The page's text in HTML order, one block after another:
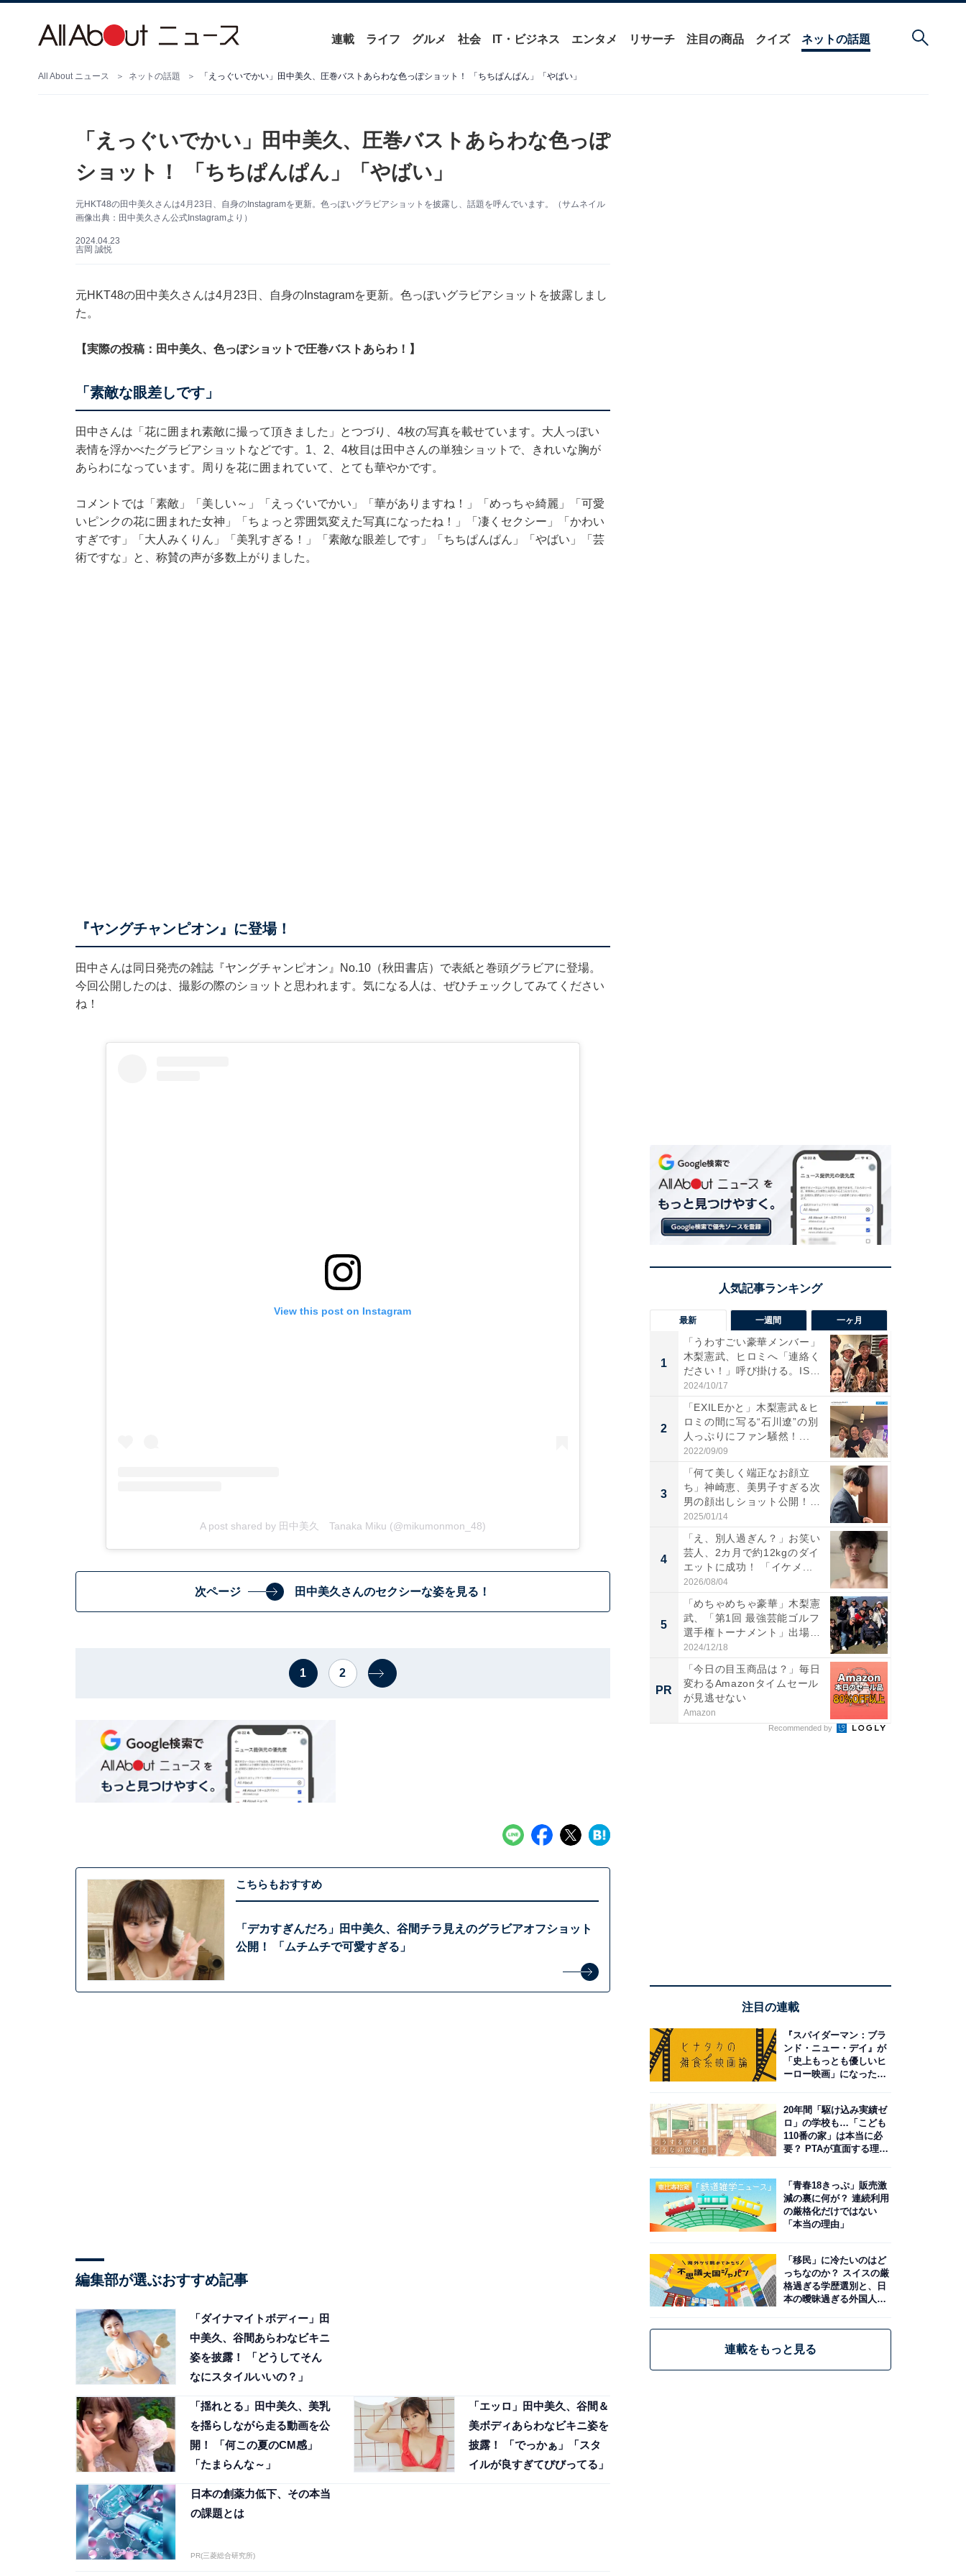
連載 ライフ グルメ 社会 IT・ビジネス エンタメ リサーチ 注目の商品 クイズ ネットの話題
All About ニュース ネットの話題 「えっぐいでかい」田中美久、圧巻バストあらわな色っぽショット！ 「ちちぱんぱん」「やばい」
「えっぐいでかい」田中美久、圧巻バストあらわな色っぽ
ショット！ 「ちちぱんぱん」「やばい」
元HKT48の田中美久さんは4月23日、自身のInstagramを更新。色っぽいグラビアショットを披露し、話題を呼んでいます。（サムネイル
画像出典：田中美久さん公式Instagramより）
2024.04.23
吉岡 誠悦
元HKT48の田中美久さんは4月23日、自身のInstagramを更新。色っぽいグラビアショットを披露しまし
た。
【実際の投稿：田中美久、色っぽショットで圧巻バストあらわ！】
「素敵な眼差しです」
田中さんは「花に囲まれ素敵に撮って頂きました」とつづり、4枚の写真を載せています。大人っぽい
表情を浮かべたグラビアショットなどです。1、2、4枚目は田中さんの単独ショットで、きれいな胸が
あらわになっています。周りを花に囲まれていて、とても華やかです。
コメントでは「素敵」「美しい～」「えっぐいでかい」「華がありますね！」「めっちゃ綺麗」「可愛
いピンクの花に囲まれた女神」「ちょっと雰囲気変えた写真になったね！」「凄くセクシー」「かわい
すぎです」「大人みくりん」「美乳すぎる！」「素敵な眼差しです」「ちちぱんぱん」「やばい」「芸
術ですな」と、称賛の声が多数上がりました。
『ヤングチャンピオン』に登場！
田中さんは同日発売の雑誌『ヤングチャンピオン』No.10（秋田書店）で表紙と巻頭グラビアに登場。
今回公開したのは、撮影の際のショットと思われます。気になる人は、ぜひチェックしてみてください
ね！
View this post on Instagram
A post shared by 田中美久 Tanaka Miku (@mikumonmon_48)
次ページ 田中美久さんのセクシーな姿を見る！
1 2
こちらもおすすめ
「デカすぎんだろ」田中美久、谷間チラ見えのグラビアオフショット
公開！ 「ムチムチで可愛すぎる」
編集部が選ぶおすすめ記事
「ダイナマイトボディー」田
中美久、谷間あらわなビキニ
姿を披露！ 「どうしてそん
なにスタイルいいの？」
「揺れとる」田中美久、美乳
を揺らしながら走る動画を公
開！ 「何この夏のCM感」
「たまらんな～」
「エッロ」田中美久、谷間＆
美ボディあらわなビキニ姿を
披露！ 「でっかぁ」「スタ
イルが良すぎてびびってる」
日本の創薬力低下、その本当
の課題とは
PR(三菱総合研究所)
最新 一週間 一ヶ月
1
「うわすごい豪華メンバー」
木梨憲武、ヒロミへ「連絡く
ださい！」呼び掛ける。IS
S...
2024/10/17
2
「EXILEかと」木梨憲武＆ヒ
ロミの間に写る“石川遼”の別
人っぷりにファン騒然！...
2022/09/09
3
「何て美しく端正なお顔立
ち」神崎恵、美男子すぎる次
男の顔出しショット公開！
「め...
2025/01/14
4
「え、別人過ぎん？」お笑い
芸人、2カ月で約12kgのダイ
エットに成功！ 「イケメ...
2026/08/04
5
「めちゃめちゃ豪華」木梨憲
武、「第1回 最強芸能ゴルフ
選手権トーナメント」出場
メ...
2024/12/18
PR
「今日の目玉商品は？」毎日
変わるAmazonタイムセール
が見逃せない
Amazon
Recommended by
注目の連載
『スパイダーマン：ブラ
ンド・ニュー・デイ』が
「史上もっとも優しいヒ
ーロー映画」になった理
20年間「駆け込み実績ゼ
ロ」の学校も…「こども
110番の家」は本当に必
要？ PTAが直面する理想
「青春18きっぷ」販売激
減の裏に何が？ 連続利用
の厳格化だけではない
「本当の理由」
「移民」に冷たいのはど
っちなのか？ スイスの厳
格過ぎる学歴選別と、日
本の曖昧過ぎる外国人政
連載をもっと見る